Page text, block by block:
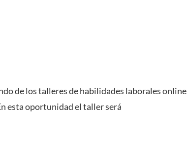
de los talleres de habilidades laborales online
esta oportunidad el taller será